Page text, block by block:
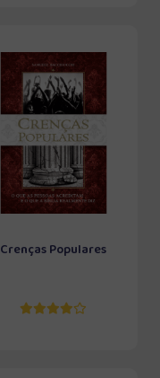
Crenças Populares